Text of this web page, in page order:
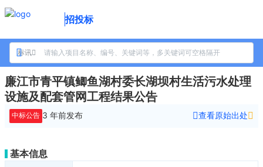
招投标
标讯
廉江市青平镇鲫鱼湖村委长湖坝村生活污水处理
设施及配套管网工程结果公告
中标公告 3 年前发布 查看原始出处
基本信息